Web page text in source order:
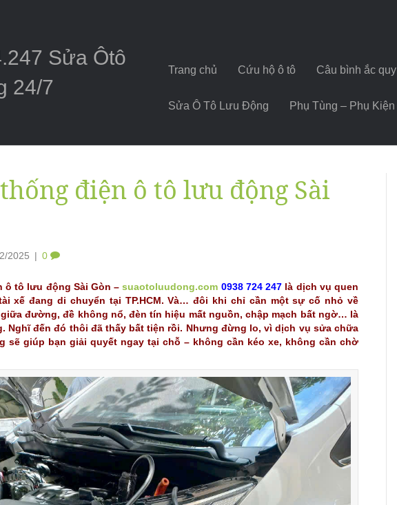
Sửa Ôtô
24/7
Trang chủ Cứu hộ ô tô Câu bình ắc quy
Sửa Ô Tô Lưu Động Phụ Tùng – Phụ Kiện
điện ô tô lưu động Sài
2025 | 0
ô tô lưu động Sài Gòn –suaotoluudong.com 0938 724 247 là dịch vụ quen
xế đang di chuyển tại TP.HCM. Và… đôi khi chỉ cần một sự cố nhỏ về
đường, đề không nổ, đèn tín hiệu mất nguồn, chập mạch bất ngờ… là
Nghĩ đến đó thôi đã thấy bất tiện rồi. Nhưng đừng lo, vì dịch vụ sửa chữa
sẽ giúp bạn giải quyết ngay tại chỗ – không cần kéo xe, không cần chờ